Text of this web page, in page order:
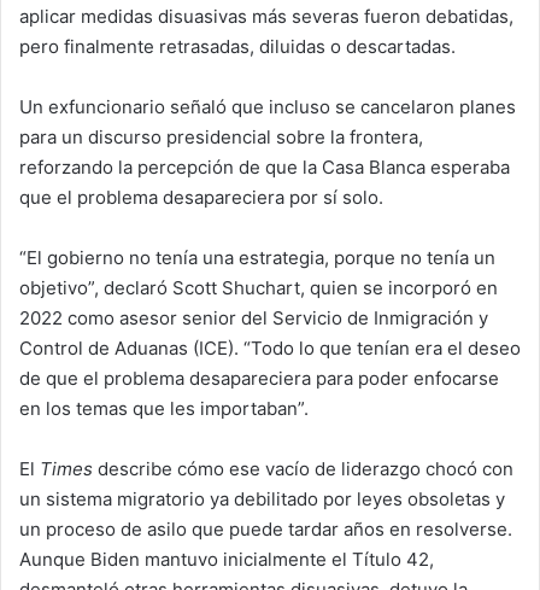
aplicar medidas disuasivas más severas fueron debatidas,
pero finalmente retrasadas, diluidas o descartadas.
Un exfuncionario señaló que incluso se cancelaron planes
para un discurso presidencial sobre la frontera,
reforzando la percepción de que la Casa Blanca esperaba
que el problema desapareciera por sí solo.
“El gobierno no tenía una estrategia, porque no tenía un
objetivo”, declaró Scott Shuchart, quien se incorporó en
2022 como asesor senior del Servicio de Inmigración y
Control de Aduanas (ICE). “Todo lo que tenían era el deseo
de que el problema desapareciera para poder enfocarse
en los temas que les importaban”.
El Times describe cómo ese vacío de liderazgo chocó con
un sistema migratorio ya debilitado por leyes obsoletas y
un proceso de asilo que puede tardar años en resolverse.
Aunque Biden mantuvo inicialmente el Título 42,